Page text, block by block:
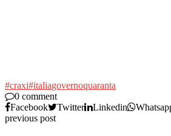
#craxi#italiagovernoquaranta
0 comment
Facebook
Twitter Linkedin
previous post